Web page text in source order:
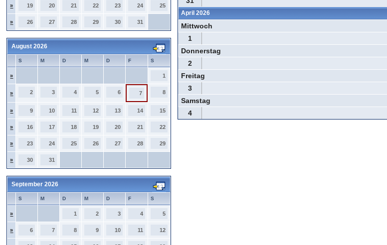
» 19 20 21 22 23 24 25
» 26 27 28 29 30 31
August 2026
S M D M D F S
» 1
» 2 3 4 5 6 7 8
» 9 10 11 12 13 14 15
» 16 17 18 19 20 21 22
» 23 24 25 26 27 28 29
» 30 31
September 2026
S M D M D F S
» 1 2 3 4 5
» 6 7 8 9 10 11 12
April 2026
Mittwoch
1
Donnerstag
2
Freitag
3
Samstag
4